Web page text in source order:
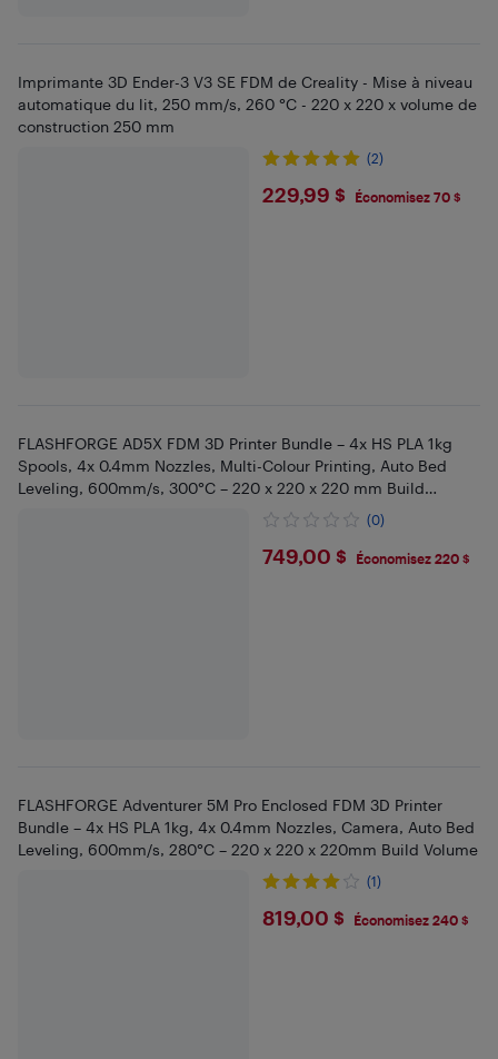
Imprimante 3D Ender-3 V3 SE FDM de Creality - Mise à niveau
automatique du lit, 250 mm/s, 260 °C - 220 x 220 x volume de
construction 250 mm
(2)
$229.99
229,99 $ Économisez 70 $
FLASHFORGE AD5X FDM 3D Printer Bundle – 4x HS PLA 1kg
Spools, 4x 0.4mm Nozzles, Multi-Colour Printing, Auto Bed
Leveling, 600mm/s, 300°C – 220 x 220 x 220 mm Build
(0)
$749
749,00 $ Économisez 220 $
FLASHFORGE Adventurer 5M Pro Enclosed FDM 3D Printer
Bundle – 4x HS PLA 1kg, 4x 0.4mm Nozzles, Camera, Auto Bed
Leveling, 600mm/s, 280°C – 220 x 220 x 220mm Build Volume
(1)
$819
819,00 $ Économisez 240 $